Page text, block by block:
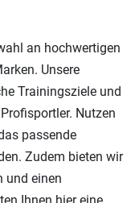
an hochwertigen
Unsere
Trainingsziele und
Nutzen
passende
Zudem bieten wir
und einen
Ihnen hier eine